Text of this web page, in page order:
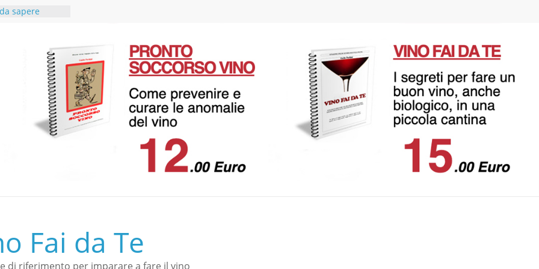
sapere
vino in
rosso
in
a Vino fai da
Fai da Te
di riferimento per imparare a fare il vino